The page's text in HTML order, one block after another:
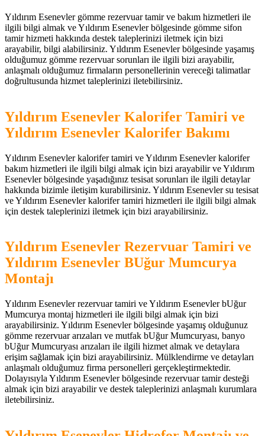
Yıldırım Esenevler gömme rezervuar tamir ve bakım hizmetleri ile
ilgili bilgi almak ve Yıldırım Esenevler bölgesinde gömme sifon
tamir hizmeti hakkında destek taleplerinizi iletmek için bizi
arayabilir, bilgi alabilirsiniz. Yıldırım Esenevler bölgesinde yaşamış
olduğumuz gömme rezervuar sorunları ile ilgili bizi arayabilir,
anlaşmalı olduğumuz firmaların personellerinin vereceği talimatlar
doğrultusunda hizmet taleplerinizi iletebilirsiniz.
Yıldırım Esenevler Kalorifer Tamiri ve
Yıldırım Esenevler Kalorifer Bakımı
Yıldırım Esenevler kalorifer tamiri ve Yıldırım Esenevler kalorifer
bakım hizmetleri ile ilgili bilgi almak için bizi arayabilir ve Yıldırım
Esenevler bölgesinde yaşadığınız tesisat sorunları ile ilgili detaylar
hakkında bizimle iletişim kurabilirsiniz. Yıldırım Esenevler su tesisat
ve Yıldırım Esenevler kalorifer tamiri hizmetleri ile ilgili bilgi almak
için destek taleplerinizi iletmek için bizi arayabilirsiniz.
Yıldırım Esenevler Rezervuar Tamiri ve
Yıldırım Esenevler BUğur Mumcurya
Montajı
Yıldırım Esenevler rezervuar tamiri ve Yıldırım Esenevler bUğur
Mumcurya montaj hizmetleri ile ilgili bilgi almak için bizi
arayabilirsiniz. Yıldırım Esenevler bölgesinde yaşamış olduğunuz
gömme rezervuar arızaları ve mutfak bUğur Mumcuryası, banyo
bUğur Mumcuryası arızaları ile ilgili hizmet almak ve detaylara
erişim sağlamak için bizi arayabilirsiniz. Mülklendirme ve detayları
anlaşmalı olduğumuz firma personelleri gerçekleştirmektedir.
Dolayısıyla Yıldırım Esenevler bölgesinde rezervuar tamir desteği
almak için bizi arayabilir ve destek taleplerinizi anlaşmalı kurumlara
iletebilirsiniz.